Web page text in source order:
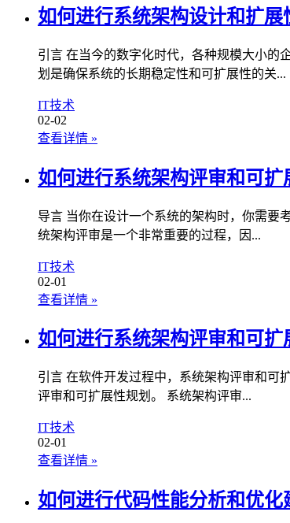
如何进行系统架构设计和扩展
引言 在当今的数字化时代，各种规模大小的
划是确保系统的长期稳定性和可扩展性的关...
IT技术
02-02
查看详情 »
如何进行系统架构评审和可扩
导言 当你在设计一个系统的架构时，你需要
统架构评审是一个非常重要的过程，因...
IT技术
02-01
查看详情 »
如何进行系统架构评审和可扩
引言 在软件开发过程中，系统架构评审和可
评审和可扩展性规划。 系统架构评审...
IT技术
02-01
查看详情 »
如何进行代码性能分析和优化